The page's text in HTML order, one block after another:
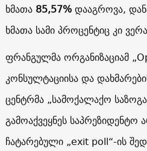
ხმათა 85,57%დააგროვა,
ხმათა სამი პროცენტიც კი
ფრანგულმა ორგანიზაციამ
კონსულტაციისა და
ცენტრმა „სამოქალაქო
გამოაქვეყნეს საპრეზიდენტო
ჩატარებული „exit poll“-ის